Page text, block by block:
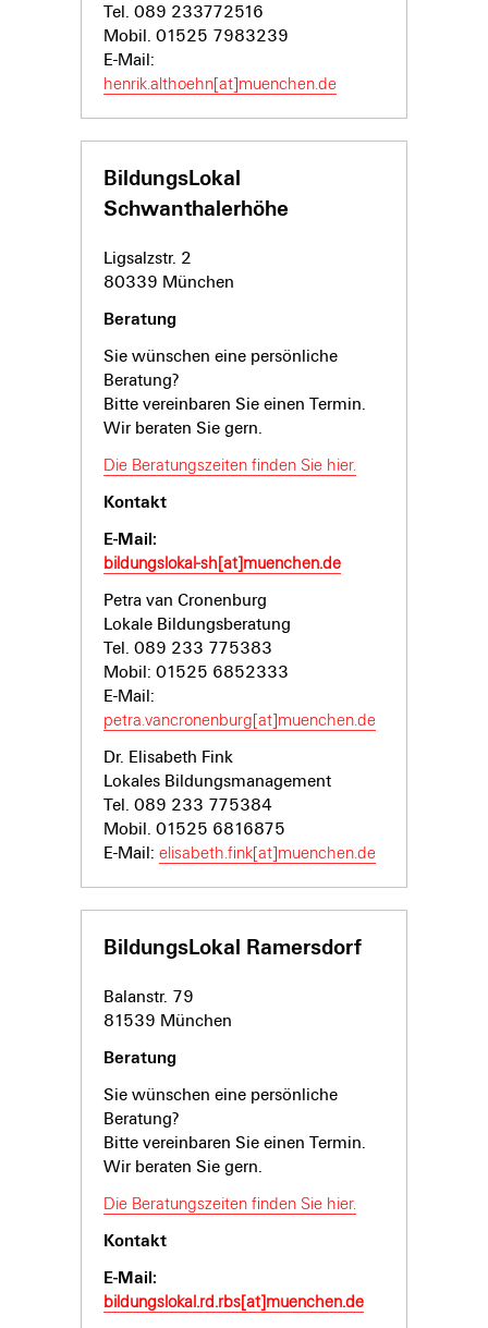
Tel. 089 233772516
Mobil. 01525 7983239
E-Mail:
henrik.althoehn[at]muenchen.de
BildungsLokal
Schwanthalerhöhe
Ligsalzstr. 2
80339 München
Beratung
Sie wünschen eine persönliche
Beratung?
Bitte vereinbaren Sie einen Termin.
Wir beraten Sie gern.
Die Beratungszeiten finden Sie hier.
Kontakt
E-Mail:
bildungslokal-sh[at]muenchen.de
Petra van Cronenburg
Lokale Bildungsberatung
Tel. 089 233 775383
Mobil: 01525 6852333
E-Mail:
petra.vancronenburg[at]muenchen.de
Dr. Elisabeth Fink
Lokales Bildungsmanagement
Tel. 089 233 775384
Mobil. 01525 6816875
E-Mail: elisabeth.fink[at]muenchen.de
BildungsLokal Ramersdorf
Balanstr. 79
81539 München
Beratung
Sie wünschen eine persönliche
Beratung?
Bitte vereinbaren Sie einen Termin.
Wir beraten Sie gern.
Die Beratungszeiten finden Sie hier.
Kontakt
E-Mail:
bildungslokal.rd.rbs[at]muenchen.de